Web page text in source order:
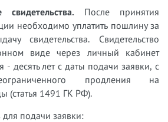
После принятия
необходимо уплатить пошлину за
свидетельства. Свидетельство
виде через личный кабинет
десять лет с даты подачи заявки, с
продления на
(статья 1491 ГК РФ).
подачи заявки: